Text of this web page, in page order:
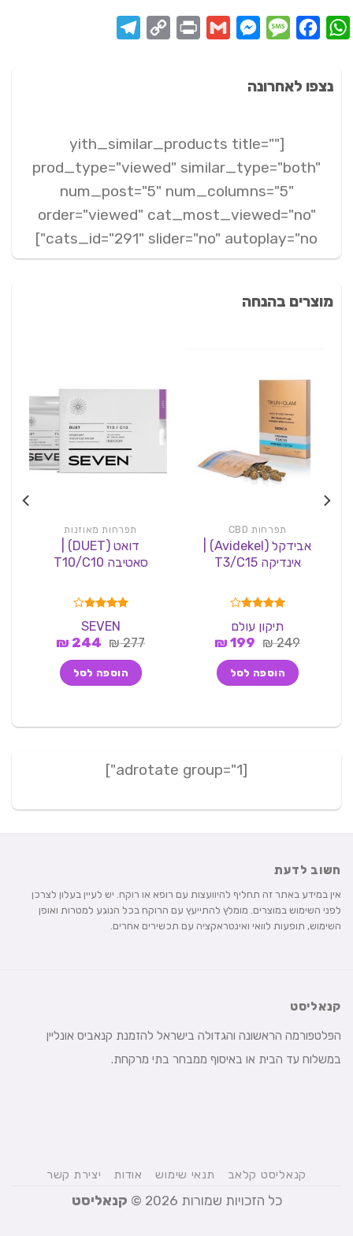
WhatsApp
Facebook
Message
Messenger
Gmail
Print
Copy
Telegram
נצפו לאחרונה
[yith_similar_products title=""
prod_type="viewed" similar_type="both"
num_post="5" num_columns="5"
order="viewed" cat_most_viewed="no"
cats_id="291" slider="no" autoplay="no"]
מוצרים בהנחה
תפרחות CBD
אבידקל (Avidekel) |
אינדיקה T3/C15
מתוך 5
תיקון עולם
249
₪ המחיר
249 ₪.
199
₪המחיר
הוא:
199 ₪.
הוספה לסל
תפרחות מאוזנות
דואט (DUET) |
סאטיבה T10/C10
מתוך 5SEVEN
277
₪ המחיר
277 ₪.
244
₪המחיר
הוא:
244 ₪.
הוספה לסל
חשוב לדעת
אין במידע באתר זה תחליף להיוועצות עם רופא או רוקח. יש לעיין בעלון לצרכן
לפני השימוש במוצרים. מומלץ להתייעץ עם הרוקח בכל הנוגע למטרות ואופן
השימוש, תופעות לוואי ואינטראקציה עם תכשירים אחרים.
קנאליסט
הפלטפורמה הראשונה והגדולה בישראל להזמנת קנאביס אונליין
במשלוח עד הבית או באיסוף ממבחר בתי מרקחת.
קנאליסט קלאב תנאי שימוש אודות יצירת קשר
כל הזכויות שמורות 2026 © קנאליסט